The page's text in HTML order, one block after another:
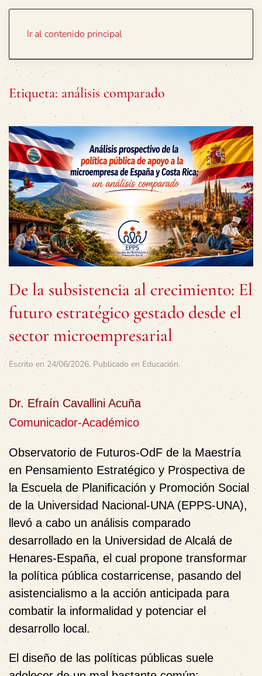
Ir al contenido principal
Etiqueta: análisis comparado
De la subsistencia al crecimiento: El
futuro estratégico gestado desde el
sector microempresarial
Escrito en 24/06/2026. Publicado en Educación.
Dr. Efraín Cavallini Acuña
Comunicador-Académico
Observatorio de Futuros-OdF de la Maestría
en Pensamiento Estratégico y Prospectiva de
la Escuela de Planificación y Promoción Social
de la Universidad Nacional-UNA (EPPS-UNA),
llevó a cabo un análisis comparado
desarrollado en la Universidad de Alcalá de
Henares-España, el cual propone transformar
la política pública costarricense, pasando del
asistencialismo a la acción anticipada para
combatir la informalidad y potenciar el
desarrollo local.
El diseño de las políticas públicas suele